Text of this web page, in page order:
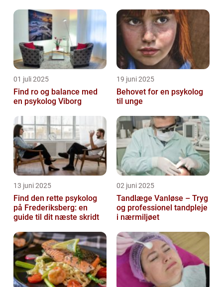
01 juli 2025
Find ro og balance med
en psykolog Viborg
19 juni 2025
Behovet for en psykolog
til unge
13 juni 2025
Find den rette psykolog
på Frederiksberg: en
guide til dit næste skridt
02 juni 2025
Tandlæge Vanløse – Tryg
og professionel tandpleje
i nærmiljøet